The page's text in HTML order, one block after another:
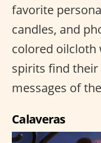
favorite
candles, and
colored oilcloth
spirits find their
messages of
Calaveras